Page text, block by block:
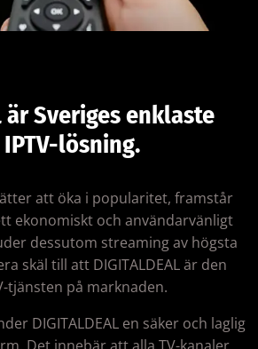
är Sveriges enklaste
lösning.
att öka i popularitet, framstår
ekonomiskt och användarvänligt
dessutom streaming av högsta
skäl till att DIGITALDEAL är den
tjänsten på marknaden.
DIGITALDEAL en säker och laglig